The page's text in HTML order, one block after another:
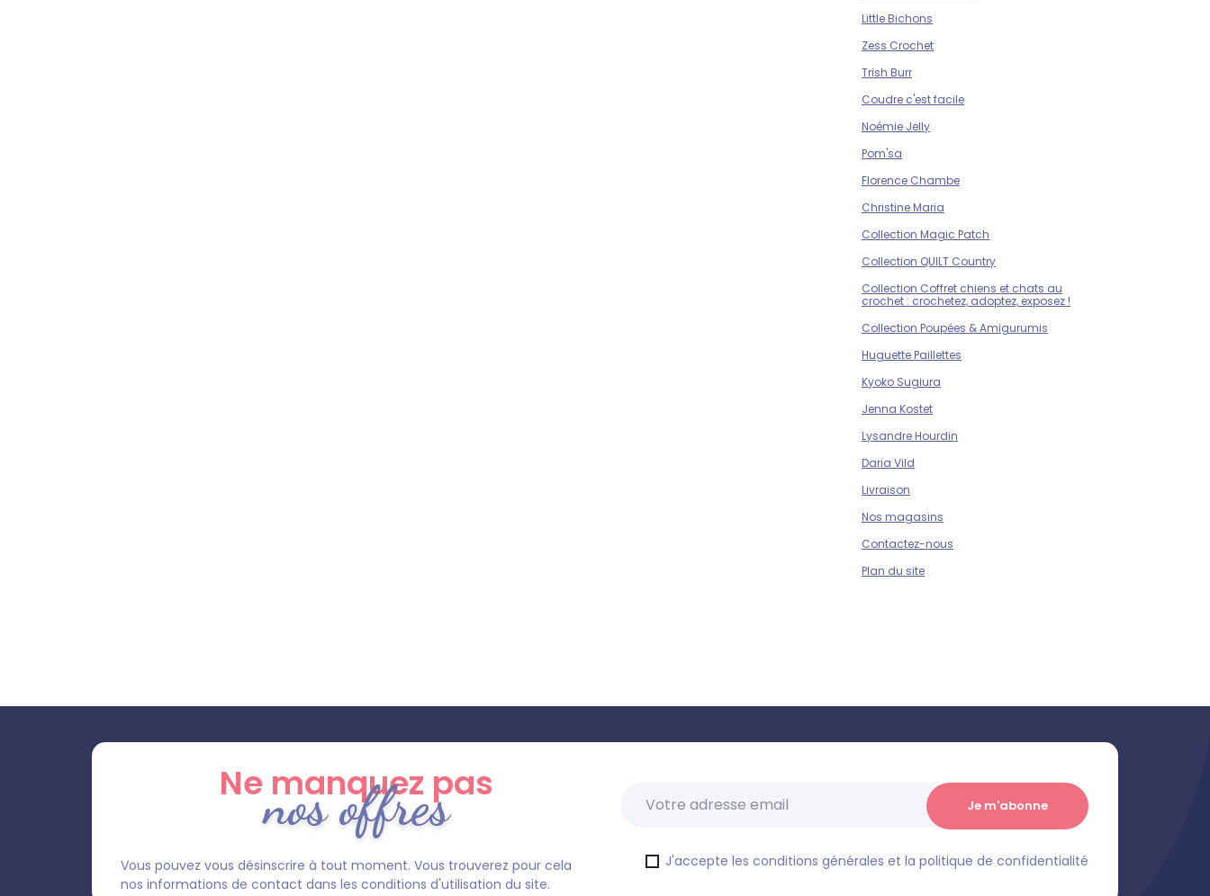
Little Bichons
Zess Crochet
Trish Burr
Coudre c'est facile
Noémie Jelly
Pom'sa
Florence Chambe
Christine Maria
Collection Magic Patch
Collection QUILT Country
Collection Coffret chiens et chats au
crochet : crochetez, adoptez, exposez !
Collection Poupées & Amigurumis
Huguette Paillettes
Kyoko Sugiura
Jenna Kostet
Lysandre Hourdin
Daria Vild
Livraison
Nos magasins
Contactez-nous
Plan du site
Ne manquez pas
nos offres
Vous pouvez vous désinscrire à tout moment. Vous trouverez pour cela
nos informations de contact dans les conditions d'utilisation du site.
J'accepte les conditions générales et la politique de confidentialité